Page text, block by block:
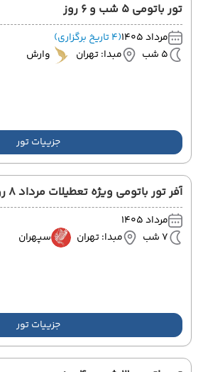
تور باتومی 5 شب و 6 روز
مرداد 1405
(4 تاریخ برگزاری)
5 شب
مبدا: تهران وارش
جزییات تور
آفر تور باتومی ویژه تعطیلات مرداد 8 روزه
مرداد 1405
7 شب
مبدا: تهران سپهران
جزییات تور